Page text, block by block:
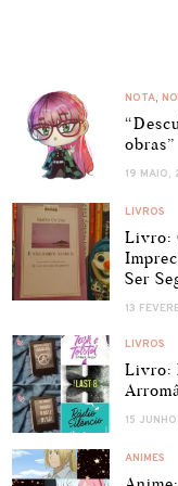
NOTA,
obras”
19 MAIO,
LIVROS
Livro:
Ser
13
LIVROS
Livro:
15
ANIMES